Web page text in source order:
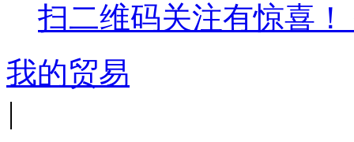
扫二维码关注有惊喜！
我的贸易
|